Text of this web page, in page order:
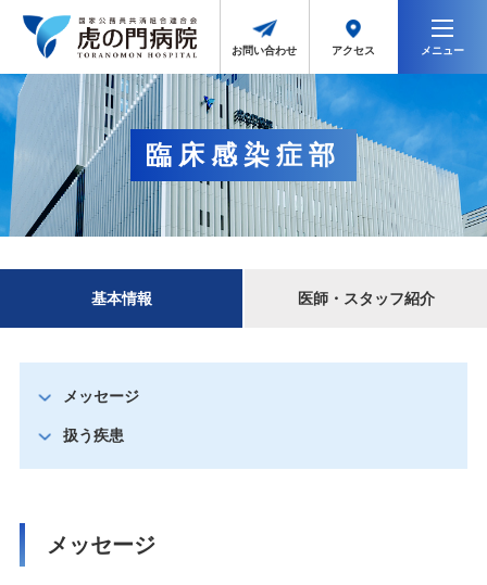
お問い合わせ アクセス メニュー
臨床感染症部
基本情報 医師・スタッフ紹介
メッセージ
扱う疾患
メッセージ